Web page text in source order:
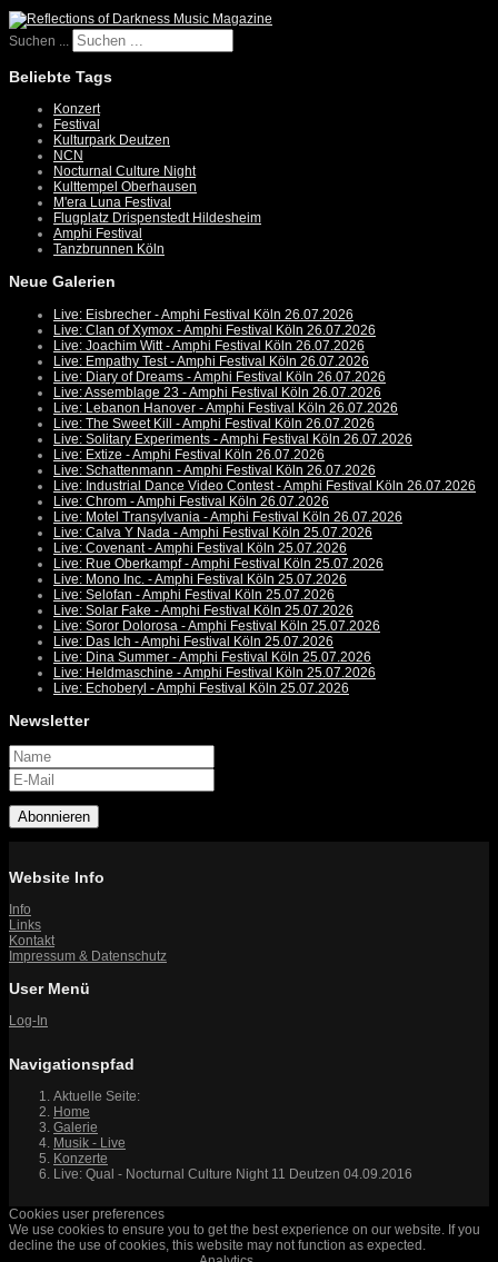
Suchen ...
Beliebte Tags
Konzert
Festival
Kulturpark Deutzen
NCN
Nocturnal Culture Night
Kulttempel Oberhausen
M'era Luna Festival
Flugplatz Drispenstedt Hildesheim
Amphi Festival
Tanzbrunnen Köln
Neue Galerien
Live: Eisbrecher - Amphi Festival Köln 26.07.2026
Live: Clan of Xymox - Amphi Festival Köln 26.07.2026
Live: Joachim Witt - Amphi Festival Köln 26.07.2026
Live: Empathy Test - Amphi Festival Köln 26.07.2026
Live: Diary of Dreams - Amphi Festival Köln 26.07.2026
Live: Assemblage 23 - Amphi Festival Köln 26.07.2026
Live: Lebanon Hanover - Amphi Festival Köln 26.07.2026
Live: The Sweet Kill - Amphi Festival Köln 26.07.2026
Live: Solitary Experiments - Amphi Festival Köln 26.07.2026
Live: Extize - Amphi Festival Köln 26.07.2026
Live: Schattenmann - Amphi Festival Köln 26.07.2026
Live: Industrial Dance Video Contest - Amphi Festival Köln 26.07.2026
Live: Chrom - Amphi Festival Köln 26.07.2026
Live: Motel Transylvania - Amphi Festival Köln 26.07.2026
Live: Calva Y Nada - Amphi Festival Köln 25.07.2026
Live: Covenant - Amphi Festival Köln 25.07.2026
Live: Rue Oberkampf - Amphi Festival Köln 25.07.2026
Live: Mono Inc. - Amphi Festival Köln 25.07.2026
Live: Selofan - Amphi Festival Köln 25.07.2026
Live: Solar Fake - Amphi Festival Köln 25.07.2026
Live: Soror Dolorosa - Amphi Festival Köln 25.07.2026
Live: Das Ich - Amphi Festival Köln 25.07.2026
Live: Dina Summer - Amphi Festival Köln 25.07.2026
Live: Heldmaschine - Amphi Festival Köln 25.07.2026
Live: Echoberyl - Amphi Festival Köln 25.07.2026
Newsletter
Abonnieren
Website Info
Info
Links
Kontakt
Impressum & Datenschutz
User Menü
Log-In
Navigationspfad
Aktuelle Seite:
Home
Galerie
Musik - Live
Konzerte
Live: Qual - Nocturnal Culture Night 11 Deutzen 04.09.2016
Cookies user preferences
We use cookies to ensure you to get the best experience on our website. If you
decline the use of cookies, this website may not function as expected.